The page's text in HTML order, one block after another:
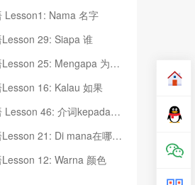
Lesson1: Nama 名字
29: Siapa 谁
25: Mengapa 为什么？
16: Kalau 如果
46: 介词kepada, daripada，untuk
21: Di mana在哪儿？
12: Warna 颜色